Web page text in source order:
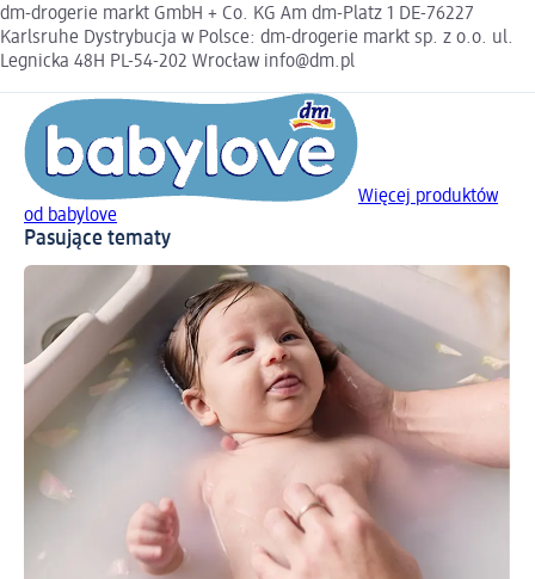
dm-drogerie markt GmbH + Co. KG Am dm-Platz 1 DE-76227
Karlsruhe Dystrybucja w Polsce: dm-drogerie markt sp. z o.o. ul.
Legnicka 48H PL-54-202 Wrocław info@dm.pl
Więcej produktów
od babylove
Pasujące tematy